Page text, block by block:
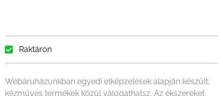
Raktáron
Webáruházunkban egyedi elképzelések alapján készült,
kézműves termékek közül válogathatsz. Az ékszereket